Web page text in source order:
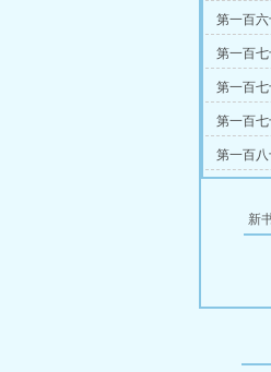
第一百
第一百
第一百
第一百
第一百
新